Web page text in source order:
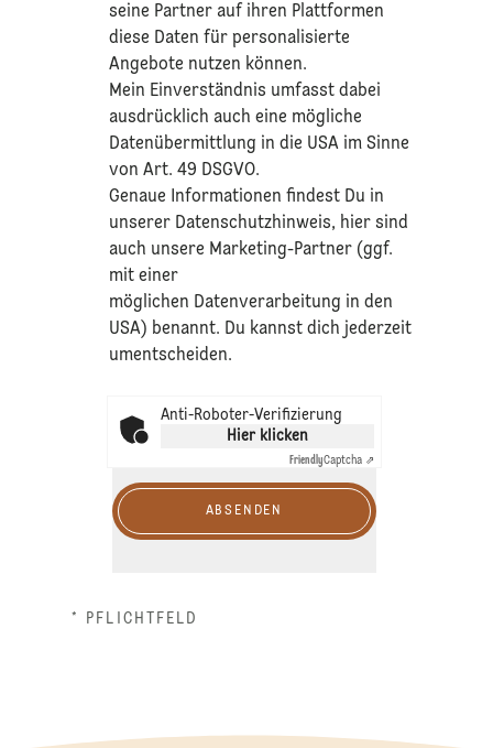
seine Partner auf ihren Plattformen
diese Daten für personalisierte
Angebote nutzen können.
Mein Einverständnis umfasst dabei
ausdrücklich auch eine mögliche
Datenübermittlung in die USA im Sinne
von Art. 49 DSGVO.​
​Genaue Informationen findest Du in
unserer Datenschutzhinweis, hier sind
auch unsere Marketing-Partner (ggf.
mit einer
möglichen Datenverarbeitung in den
USA) benannt. Du kannst dich jederzeit
umentscheiden.
Anti-Roboter-Verifizierung
Hier klicken
FriendlyCaptcha ⇗
ABSENDEN
* PFLICHTFELD